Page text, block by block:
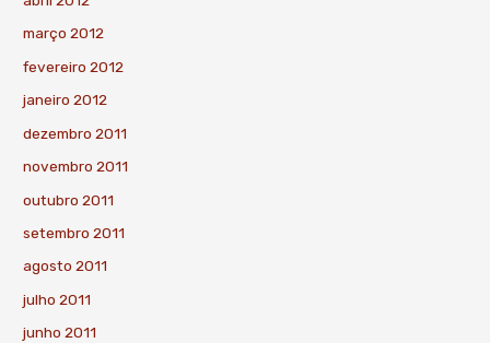
março 2012
fevereiro 2012
janeiro 2012
dezembro 2011
novembro 2011
outubro 2011
setembro 2011
agosto 2011
julho 2011
junho 2011